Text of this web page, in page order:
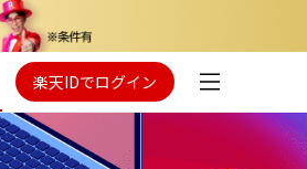
楽天IDでログイン